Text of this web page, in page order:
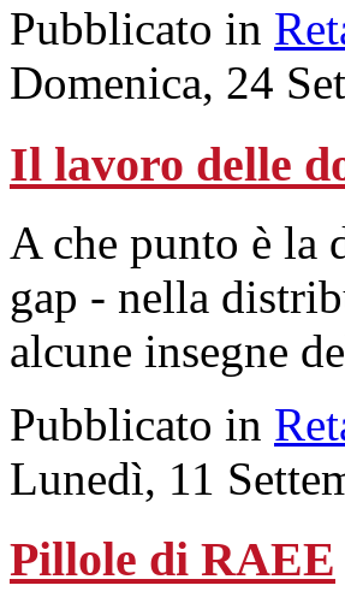
Pubblicato in
Domenica, 24
Il lavoro delle
A che punto è la
gap - nella
alcune insegne
Pubblicato in
Lunedì, 11
Pillole di RAEE